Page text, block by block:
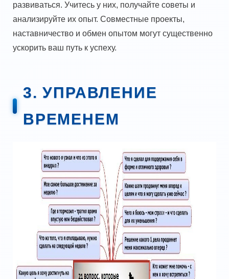
развиваться. Учитесь у них, получайте советы и
анализируйте их опыт. Совместные проекты,
наставничество и обмен опытом могут существенно
ускорить ваш путь к успеху.
3. УПРАВЛЕНИЕ
ВРЕМЕНЕМ